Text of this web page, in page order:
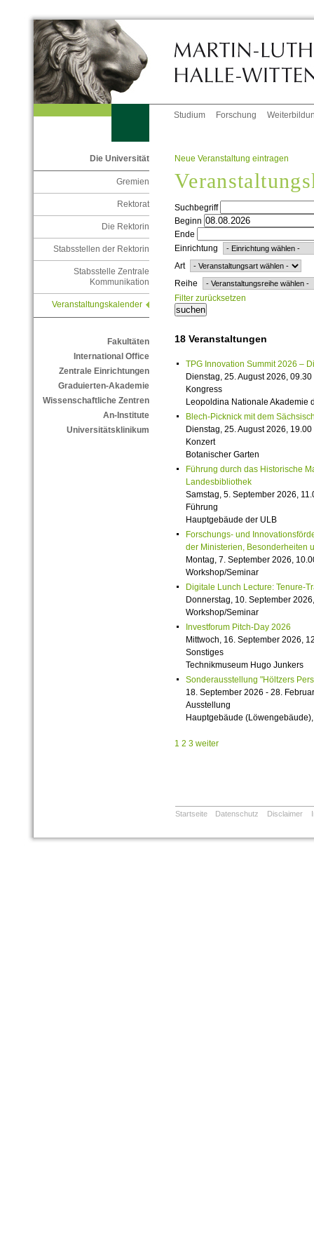
Studium Forschung
Die Universität
Gremien
Rektorat
Die Rektorin
Stabsstellen der Rektorin
Stabsstelle Zentrale
Kommunikation
Veranstaltungskalender
Fakultäten
International Office
Zentrale Einrichtungen
Graduierten-Akademie
Wissenschaftliche Zentren
An-Institute
Universitätsklinikum
Neue Veranstaltung eintragen
Suchbegriff
Beginn
Ende
Einrichtung
Art
Reihe
Filter zurücksetzen
18 Veranstaltungen
TPG Innovation Summit 2026 –
Dienstag, 25. August 2026,
Kongress
Leopoldina Nationale Akademie
Blech-Picknick mit dem
Dienstag, 25. August 2026,
Konzert
Botanischer Garten
Führung durch das Historische
Landesbibliothek
Samstag, 5. September 2026,
Führung
Hauptgebäude der ULB
Forschungs- und
der Ministerien, Besonderheiten
Montag, 7. September 2026,
Workshop/Seminar
Digitale Lunch Lecture: Tenure-
Donnerstag, 10. September
Workshop/Seminar
Investforum Pitch-Day 2026
Mittwoch, 16. September 2026,
Sonstiges
Technikmuseum Hugo Junkers
Sonderausstellung "Höltzers
18. September 2026 - 28.
Ausstellung
Hauptgebäude
1 2 3 weiter
Startseite Datenschutz Disclaimer